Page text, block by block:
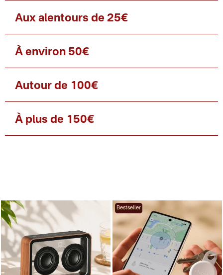
Aux alentours de 25€
À environ 50€
Autour de 100€
À plus de 150€
Bestseller